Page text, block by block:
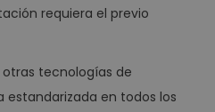
requiera el previo
tecnologías de
en todos los